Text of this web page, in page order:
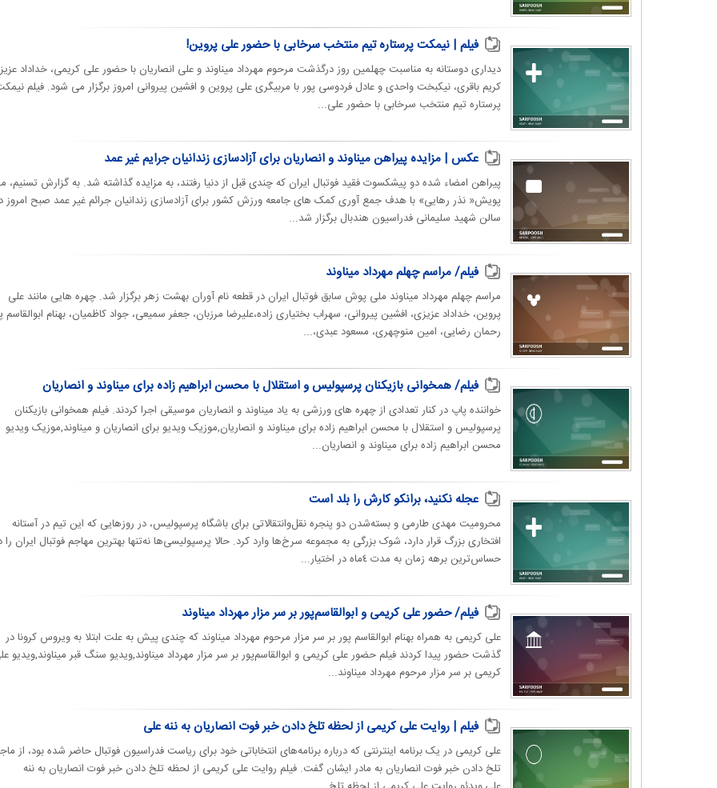
فیلم | نیمکت پرستاره تیم منتخب سرخابی با حضور علی پروین!
دیداری دوستانه به مناسبت چهلمین روز درگذشت مرحوم مهرداد میناوند و علی انصاریان با حضور علی کریمی، خداداد
کریم باقری، نیکبخت واحدی و عادل فردوسی پور با مربیگری علی پروین و افشین پیروانی امروز برگزار می شود. فیلم
پرستاره تیم منتخب سرخابی با حضور علی...
عکس | مزایده پیراهن میناوند و انصاریان برای آزادسازی زندانیان جرایم غیر عمد
پیراهن امضاء شده دو پیشکسوت فقید فوتبال ایران که چندی قبل از دنیا رفتند، به مزایده گذاشته شد. به گزارش تسنیم،
پویش« نذر رهایی» با هدف جمع آوری کمک های جامعه ورزش کشور برای آزادسازی زندانیان جرائم غیر عمد صبح امروز
سالن شهید سلیمانی فدراسیون هندبال برگزار شد...
فیلم/ مراسم چهلم مهرداد میناوند
مراسم چهلم مهرداد میناوند ملی پوش سابق فوتبال ایران در قطعه نام آوران بهشت زهر برگزار شد. چهره هایی مانند علی
پروین، خداداد عزیزی، افشین پیروانی، سهراب بختیاری زاده،علیرضا مرزبان، جعفر سمیعی، جواد کاظمیان، بهنام ابوالقاسم
رحمان رضایی، امین منوچهری، مسعود عبدی،...
فیلم/ همخوانی بازیکنان پرسپولیس و استقلال با محسن ابراهیم زاده برای میناوند و انصاریان
خواننده پاپ در کنار تعدادی از چهره های ورزشی به یاد میناوند و انصاریان موسیقی اجرا کردند. فیلم همخوانی بازیکنان
پرسپولیس و استقلال با محسن ابراهیم زاده برای میناوند و انصاریان,موزیک ویدیو برای انصاریان و میناوند,موزیک ویدیو
محسن ابراهیم زاده برای میناوند و انصاریان...
عجله نکنید، برانکو کارش را بلد است
محرومیت مهدی طارمی و بسته‌شدن دو پنجره نقل‌و‌انتقالاتی برای باشگاه پرسپولیس، در روزهایی که این تیم در آستانه
افتخاری بزرگ قرار دارد، شوک بزرگی به مجموعه سرخ‌ها وارد کرد. حالا پرسپولیسی‌ها نه‌تنها بهترین مهاجم فوتبال ایران را
حساس‌ترین برهه زمان به مدت ٤ماه در اختیار...
فیلم/ حضور علی کریمی و ابوالقاسم‌پور بر سر مزار مهرداد میناوند
علی کریمی به همراه بهنام ابوالقاسم پور بر سر مزار مرحوم مهرداد میناوند که چندی پیش به علت ابتلا به ویروس کرونا در
گذشت حضور پیدا کردند فیلم حضور علی کریمی و ابوالقاسم‌پور بر سر مزار مهرداد میناوند,ویدیو سنگ قبر میناوند,ویدیو
کریمی بر سر مزار مرحوم مهرداد میناوند...
فیلم | روایت علی کریمی از لحظه تلخ دادن خبر فوت انصاریان به ننه علی
علی کریمی در یک برنامه‌ اینترنتی که درباره برنامه‌های انتخاباتی خود برای ریاست فدراسیون فوتبال حاضر شده بود، از
تلخ دادن خبر فوت انصاریان به مادر ایشان گفت. فیلم روایت علی کریمی از لحظه تلخ دادن خبر فوت انصاریان به ننه